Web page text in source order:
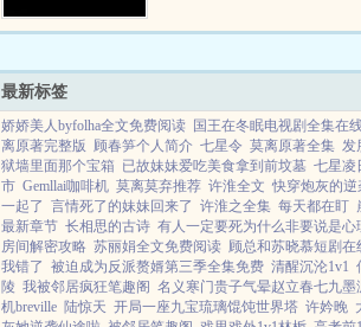
最新标签
娇娇美人byfolha全文免费阅读 国王在冬眠电视剧全集在
离原著完整版 顾春笋个人简介 七星令 莫离原著全集 发
狱墙里面那个宝箱 已故妹妹爱吃美食拿到前坟墓 七星凌
市 Gemllai咖啡机 莫离莫弃推荐 许淮全文 快穿炮灰的
一起了 言情死了的妹妹回来了 许淮之全集 每天都在盯
最新章节 长相思的古诗 有人一定要死为什么非要说是心
房间解密攻略 苏丽娟全文免费阅读 顾总和苏晓慕短剧在
我错了 被迫成为反派赘婿第三季全集免费 清醒沉沦1v1
陵 我被邻居疯狂笔趣阁 名义寒门贵子气晕赵立春七九墨
机breville 陆惊天 开局一座九宝琉璃馄饨世界塔 许妗晚